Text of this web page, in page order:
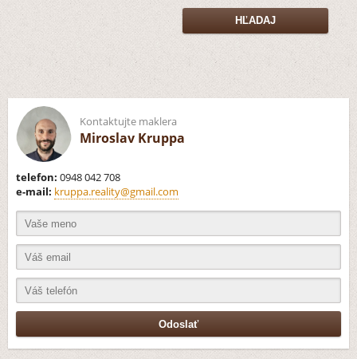
Kontaktujte maklera
Miroslav Kruppa
telefon: 0948 042 708
e-mail: kruppa.reality@gmail.com